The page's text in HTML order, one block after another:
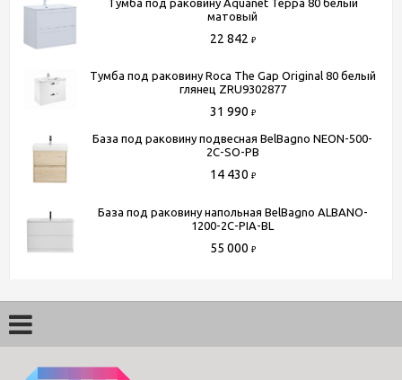
Тумба под раковину Aquanet Терра 80 белый
матовый
22 842 ₽
Тумба под раковину Roca The Gap Original 80 белый
глянец ZRU9302877
31 990 ₽
База под раковину подвесная BelBagno NEON-500-
2C-SO-PB
14 430 ₽
База под раковину напольная BelBagno ALBANO-
1200-2C-PIA-BL
55 000 ₽